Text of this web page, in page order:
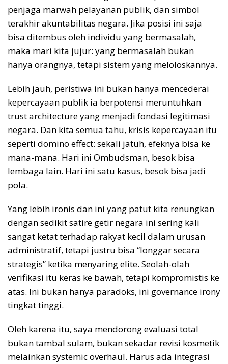
penjaga marwah pelayanan publik, dan simbol
terakhir akuntabilitas negara. Jika posisi ini saja
bisa ditembus oleh individu yang bermasalah,
maka mari kita jujur: yang bermasalah bukan
hanya orangnya, tetapi sistem yang meloloskannya.
Lebih jauh, peristiwa ini bukan hanya mencederai
kepercayaan publik ia berpotensi meruntuhkan
trust architecture yang menjadi fondasi legitimasi
negara. Dan kita semua tahu, krisis kepercayaan itu
seperti domino effect: sekali jatuh, efeknya bisa ke
mana-mana. Hari ini Ombudsman, besok bisa
lembaga lain. Hari ini satu kasus, besok bisa jadi
pola.
Yang lebih ironis dan ini yang patut kita renungkan
dengan sedikit satire getir negara ini sering kali
sangat ketat terhadap rakyat kecil dalam urusan
administratif, tetapi justru bisa “longgar secara
strategis” ketika menyaring elite. Seolah-olah
verifikasi itu keras ke bawah, tetapi kompromistis ke
atas. Ini bukan hanya paradoks, ini governance irony
tingkat tinggi.
Oleh karena itu, saya mendorong evaluasi total
bukan tambal sulam, bukan sekadar revisi kosmetik
melainkan systemic overhaul. Harus ada integrasi